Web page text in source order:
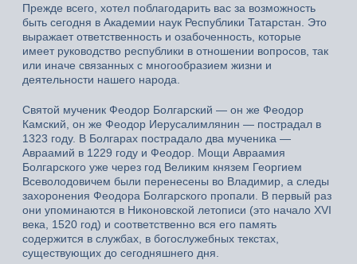
Прежде всего, хотел поблагодарить вас за возможность
быть сегодня в Академии наук Республики Татарстан. Это
выражает ответственность и озабоченность, которые
имеет руководство республики в отношении вопросов, так
или иначе связанных с многообразием жизни и
деятельности нашего народа.
Святой мученик Феодор Болгарский — он же Феодор
Камский, он же Феодор Иерусалимлянин — пострадал в
1323 году. В Болгарах пострадало два мученика —
Авраамий в 1229 году и Феодор. Мощи Авраамия
Болгарского уже через год Великим князем Георгием
Всеволодовичем были перенесены во Владимир, а следы
захоронения Феодора Болгарского пропали. В первый раз
они упоминаются в Никоновской летописи (это начало XVI
века, 1520 год) и соответственно вся его память
содержится в службах, в богослужебных текстах,
существующих до сегодняшнего дня.